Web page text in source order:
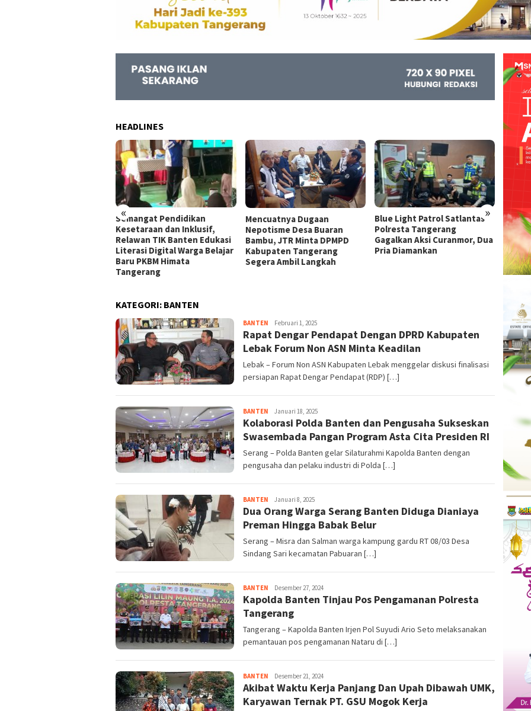
HEADLINES
« »
Semangat Pendidikan
Kesetaraan dan Inklusif,
Relawan TIK Banten Edukasi
Literasi Digital Warga Belajar
Baru PKBM Himata
Tangerang
Mencuatnya Dugaan
Nepotisme Desa Buaran
Bambu, JTR Minta DPMPD
Kabupaten Tangerang
Segera Ambil Langkah
Blue Light Patrol Satlantas
Polresta Tangerang
Gagalkan Aksi Curanmor, Dua
Pria Diamankan
Obat
KATEGORI: BANTEN
BANTEN Kejar
Info
Februari 1, 2025
Rapat Dengar Pendapat Dengan DPRD Kabupaten
Lebak Forum Non ASN Minta Keadilan
Lebak – Forum Non ASN Kabupaten Lebak menggelar diskusi finalisasi
persiapan Rapat Dengar Pendapat (RDP) […]
BANTEN Kejar
Info
Januari 18, 2025
Kolaborasi Polda Banten dan Pengusaha Sukseskan
Swasembada Pangan Program Asta Cita Presiden RI
Serang – Polda Banten gelar Silaturahmi Kapolda Banten dengan
pengusaha dan pelaku industri di Polda […]
BANTEN Kejar
Info
Januari 8, 2025
Dua Orang Warga Serang Banten Diduga Dianiaya
Preman Hingga Babak Belur
Serang – Misra dan Salman warga kampung gardu RT 08/03 Desa
Sindang Sari kecamatan Pabuaran […]
BANTEN Kejar
Info
Desember 27, 2024
Kapolda Banten Tinjau Pos Pengamanan Polresta
Tangerang
Tangerang – Kapolda Banten Irjen Pol Suyudi Ario Seto melaksanakan
pemantauan pos pengamanan Nataru di […]
BANTEN Kejar
Info
Desember 21, 2024
Akibat Waktu Kerja Panjang Dan Upah Dibawah UMK,
Karyawan Ternak PT. GSU Mogok Kerja